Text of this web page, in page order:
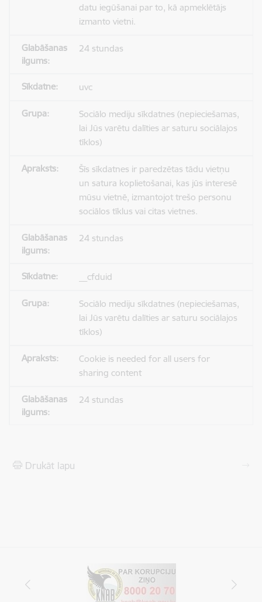
datu iegūšanai par to, kā apmeklētājs
izmanto vietni.
24 stundas
uvc
Sociālo mediju sīkdatnes (nepieciešamas,
lai Jūs varētu dalīties ar saturu sociālajos
tīklos)
Šīs sīkdatnes ir paredzētas tādu vietņu
un satura koplietošanai, kas jūs interesē
mūsu vietnē, izmantojot trešo personu
sociālos tīklus vai citas vietnes.
24 stundas
__cfduid
Sociālo mediju sīkdatnes (nepieciešamas,
lai Jūs varētu dalīties ar saturu sociālajos
tīklos)
Cookie is needed for all users for
sharing content
24 stundas
Drukāt lapu